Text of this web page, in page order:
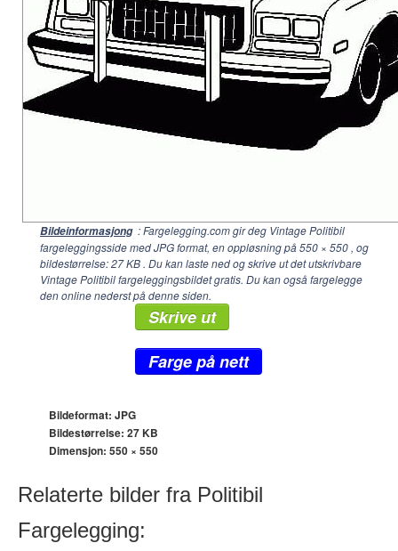
Bildeinformasjong : Fargelegging.com gir deg Vintage Politibil
fargeleggingsside med JPG format, en oppløsning på550 × 550 , og
bildestørrelse: 27 KB . Du kan laste ned og skrive ut det utskrivbare
Vintage Politibil fargeleggingsbildet gratis. Du kan også fargelegge
den online nederst på denne siden.
Skrive ut
Farge på nett
Bildeformat: JPG
Bildestørrelse: 27 KB
Dimensjon: 550 × 550
Relaterte bilder fra Politibil
Fargelegging: